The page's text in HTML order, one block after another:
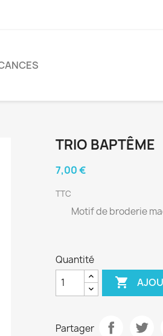
TRIO BAPTÊME
7,00 €
TTC
Motif de broderie
Quantité

Partager